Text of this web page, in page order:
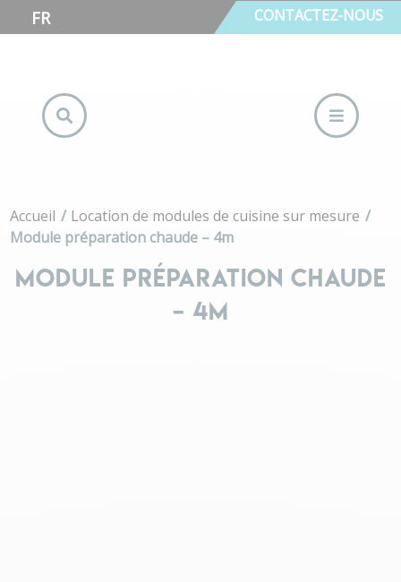
FR CONTACTEZ-NOUS
Accueil
Location de modules de cuisine sur mesure
Module préparation chaude – 4m
MODULE PRÉPARATION CHAUDE
– 4M